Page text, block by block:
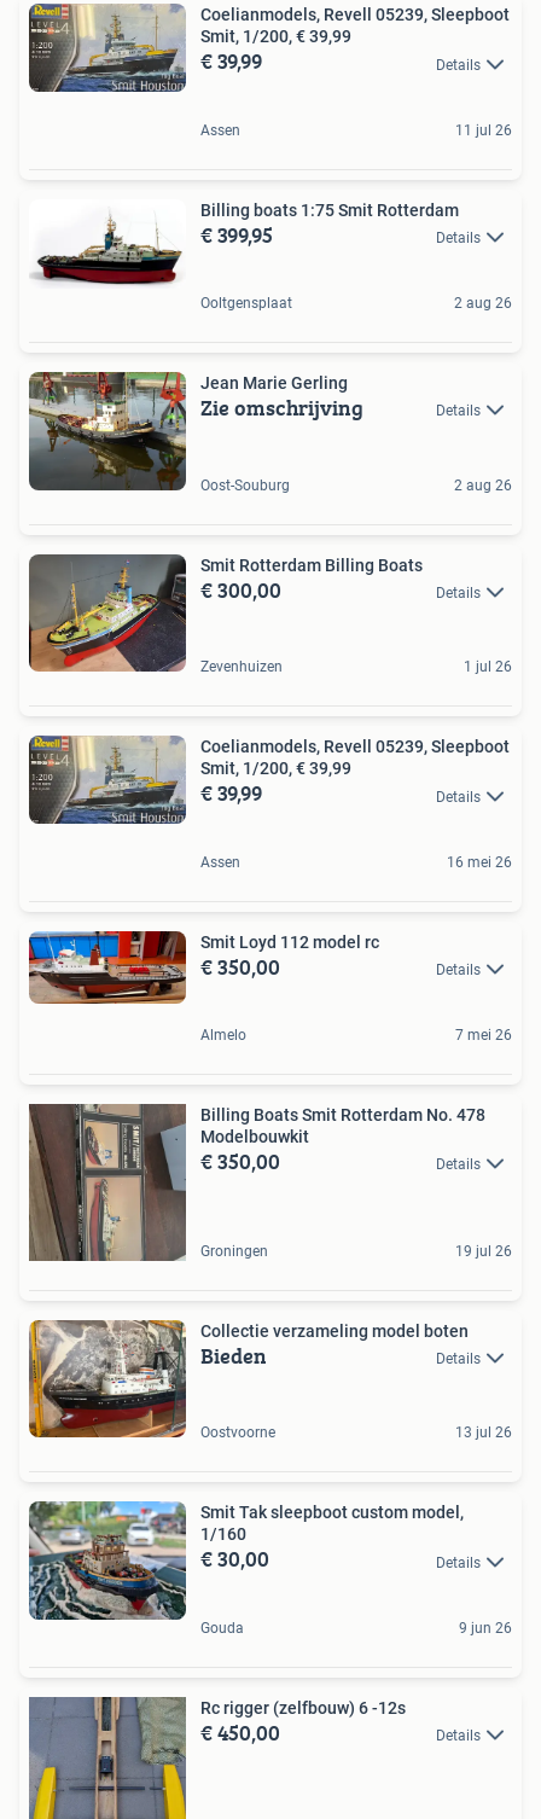
Coelianmodels, Revell 05239, Sleepboot
Smit, 1/200, € 39,99
€ 39,99 Details
Assen 11 jul 26
Billing boats 1:75 Smit Rotterdam
€ 399,95 Details
Ooltgensplaat 2 aug 26
Jean Marie Gerling
Zie omschrijving Details
Oost-Souburg 2 aug 26
Smit Rotterdam Billing Boats
€ 300,00 Details
Zevenhuizen 1 jul 26
Coelianmodels, Revell 05239, Sleepboot
Smit, 1/200, € 39,99
€ 39,99 Details
Assen 16 mei 26
Smit Loyd 112 model rc
€ 350,00 Details
Almelo 7 mei 26
Billing Boats Smit Rotterdam No. 478
Modelbouwkit
€ 350,00 Details
Groningen 19 jul 26
Collectie verzameling model boten
Bieden Details
Oostvoorne 13 jul 26
Smit Tak sleepboot custom model,
1/160
€ 30,00 Details
Gouda 9 jun 26
Rc rigger (zelfbouw) 6 -12s
€ 450,00 Details